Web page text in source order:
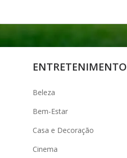
ENTRETENIMENTO
Beleza
Bem-Estar
Casa e Decoração
Cinema